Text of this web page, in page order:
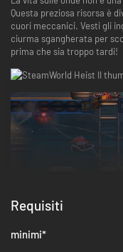
Questa preziosa risorsa è
cuori meccanici. Vesti gli
ciurma sgangherata per
prima che sia troppo tardi!
Requisiti
minimi*